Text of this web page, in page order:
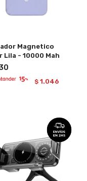
Magnetico
Lila - 10000 Mah
$ 1.046